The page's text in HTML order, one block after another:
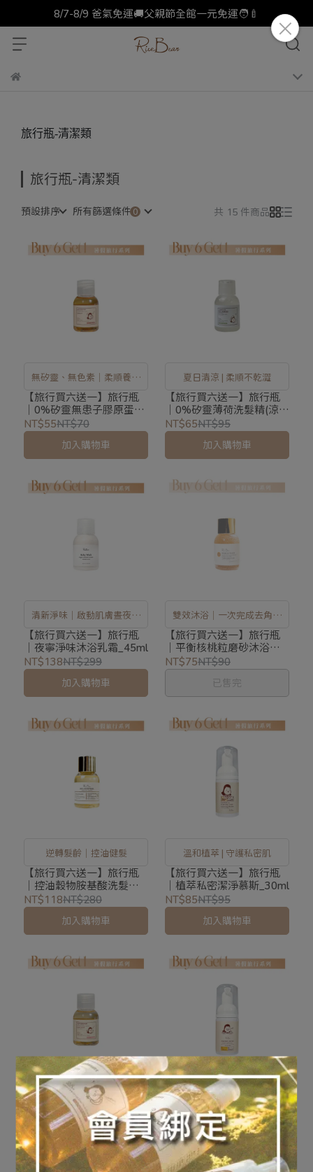
8/7-8/9 爸氣免運🚚父親節全館一元免運🧑‍🍼
旅行瓶-清潔類
旅行瓶-清潔類
預設排序 所有篩選條件 共 15 件商品
無矽靈、無色素│柔順養護
不乾澀
【旅行買六送一】旅行瓶
｜0%矽靈無患子膠原蛋白
洗髮精 45ml
NT$55NT$70
加入購物車
夏日清涼 | 柔順不乾澀
【旅行買六送一】旅行瓶
｜0%矽靈薄荷洗髮精(涼
感)_45ml
NT$65NT$95
加入購物車
清新淨味｜啟動肌膚晝夜修
護鐘
【旅行買六送一】旅行瓶
｜夜寧淨味沐浴乳霜_45ml
NT$138NT$299
加入購物車
雙效沐浴│一次完成去角質
+清潔
【旅行買六送一】旅行瓶
｜平衡核桃粒磨砂沐浴露
45mlX1
NT$75NT$90
已售完
逆轉髮齡│控油健髮
【旅行買六送一】旅行瓶
｜控油穀物胺基酸洗髮精
_45ml
NT$118NT$280
加入購物車
溫和植萃 | 守護私密肌
【旅行買六送一】旅行瓶
｜植萃私密潔淨慕斯_30ml
NT$85NT$95
加入購物車
回購熱銷｜海洋膠原
【旅行買六送一】旅行瓶
｜深度補水膠原沐浴露
45ml
NT$55 NT$70
加入購物車
卸除淡妝、空氣髒污、防曬
【旅行買六送一】旅行瓶
｜無患子胺基酸卸洗兩用
慕斯_30ml
NT$75NT$90
加入購物車